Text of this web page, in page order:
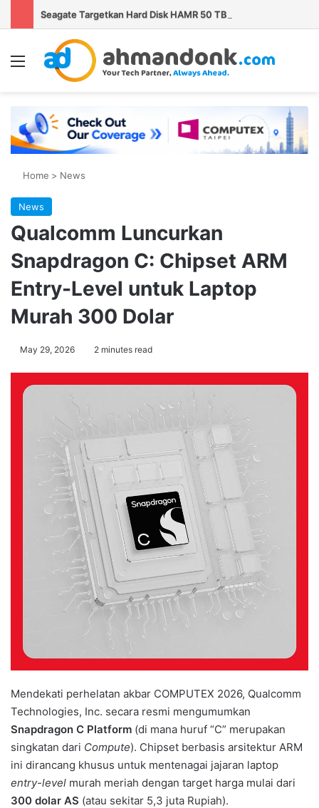
Menu
Home > News
News
Qualcomm Luncurkan
Snapdragon C: Chipset ARM
Entry-Level untuk Laptop
Murah 300 Dolar
May 29, 2026 2 minutes read
Mendekati perhelatan akbar COMPUTEX 2026, Qualcomm
Technologies, Inc. secara resmi mengumumkan
Snapdragon C Platform (di mana huruf “C” merupakan
singkatan dari Compute). Chipset berbasis arsitektur ARM
ini dirancang khusus untuk mentenagai jajaran laptop
entry-level murah meriah dengan target harga mulai dari
300 dolar AS (atau sekitar 5,3 juta Rupiah).